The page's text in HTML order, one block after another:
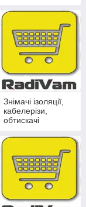
Знімачі ізоляції,
кабелерізи,
обтискачі